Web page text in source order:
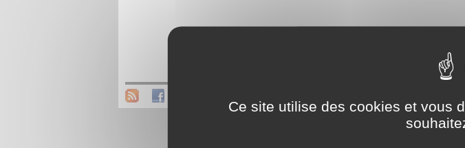
Ce site utilise des cookies et vous